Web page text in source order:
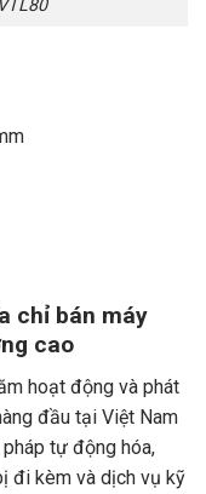
chỉ bán máy
cao
hoạt động và phát
đầu tại Việt Nam
tự động hóa,
đi kèm và dịch vụ kỹ